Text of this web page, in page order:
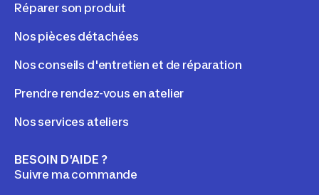
Réparer son produit
Nos pièces détachées
Nos conseils d'entretien et de réparation
Prendre rendez-vous en atelier
Nos services ateliers
BESOIN D'AIDE ?
Suivre ma commande